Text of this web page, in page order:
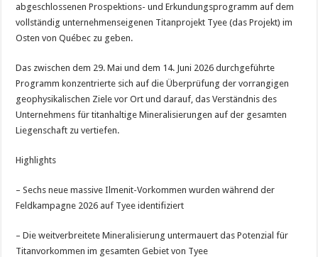
abgeschlossenen Prospektions- und Erkundungsprogramm auf dem
vollständig unternehmenseigenen Titanprojekt Tyee (das Projekt) im
Osten von Québec zu geben.
Das zwischen dem 29. Mai und dem 14. Juni 2026 durchgeführte
Programm konzentrierte sich auf die Überprüfung der vorrangigen
geophysikalischen Ziele vor Ort und darauf, das Verständnis des
Unternehmens für titanhaltige Mineralisierungen auf der gesamten
Liegenschaft zu vertiefen.
Highlights
– Sechs neue massive Ilmenit-Vorkommen wurden während der
Feldkampagne 2026 auf Tyee identifiziert
– Die weitverbreitete Mineralisierung untermauert das Potenzial für
Titanvorkommen im gesamten Gebiet von Tyee